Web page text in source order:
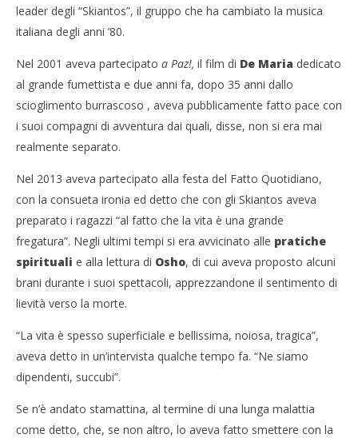
NOW VIEWING
Diversi con Skianto
13/02/2014
leader degli “Skiantos”, il gruppo che ha cambiato la musica
italiana degli anni ’80.
Nel 2001 aveva partecipato a Paz!, il film di De Maria dedicato
al grande fumettista e due anni fa, dopo 35 anni dallo
scioglimento burrascoso , aveva pubblicamente fatto pace con
i suoi compagni di avventura dai quali, disse, non si era mai
realmente separato.
Nel 2013 aveva partecipato alla festa del Fatto Quotidiano,
con la consueta ironia ed detto che con gli Skiantos aveva
preparato i ragazzi “al fatto che la vita è una grande
fregatura”. Negli ultimi tempi si era avvicinato alle pratiche
spirituali e alla lettura di Osho, di cui aveva proposto alcuni
brani durante i suoi spettacoli, apprezzandone il sentimento di
lievità verso la morte.
“La vita è spesso superficiale e bellissima, noiosa, tragica”,
aveva detto in un’intervista qualche tempo fa. “Ne siamo
dipendenti, succubi”.
Se n’è andato stamattina, al termine di una lunga malattia
come detto, che, se non altro, lo aveva fatto smettere con la